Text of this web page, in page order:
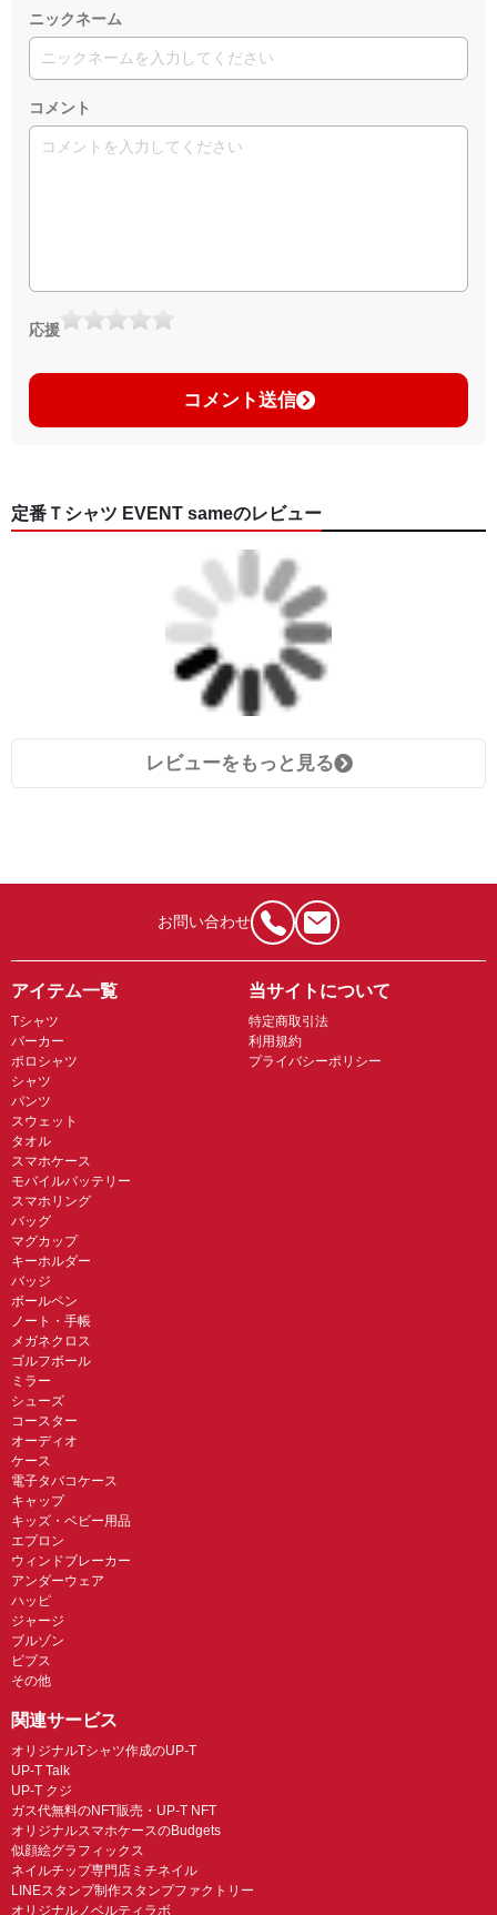
ニックネーム
コメント
応援
コメント送信
定番Ｔシャツ EVENT sameのレビュー
レビューをもっと見る
お問い合わせ
アイテム一覧
Tシャツ
パーカー
ポロシャツ
シャツ
パンツ
スウェット
タオル
スマホケース
モバイルバッテリー
スマホリング
バッグ
マグカップ
キーホルダー
バッジ
ボールペン
ノート・手帳
メガネクロス
ゴルフボール
ミラー
シューズ
コースター
オーディオ
ケース
電子タバコケース
キャップ
キッズ・ベビー用品
エプロン
ウィンドブレーカー
アンダーウェア
ハッピ
ジャージ
ブルゾン
ビブス
その他
当サイトについて
特定商取引法
利用規約
プライバシーポリシー
関連サービス
オリジナルTシャツ作成のUP-T
UP-T Talk
UP-T クジ
ガス代無料のNFT販売・UP-T NFT
オリジナルスマホケースのBudgets
似顔絵グラフィックス
ネイルチップ専門店ミチネイル
LINEスタンプ制作スタンプファクトリー
オリジナルノベルティラボ